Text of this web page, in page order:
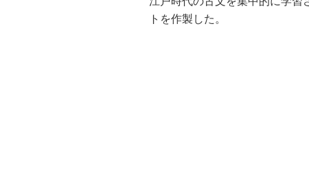
トを作製した。